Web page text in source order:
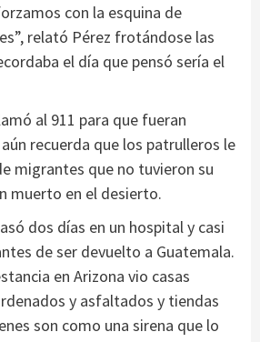
con la esquina de
relató Pérez frotándose las
el día que pensó sería el
al 911 para que fueran
recuerda que los patrulleros le
migrantes que no tuvieron su
muerto en el desierto.
dos días en un hospital y casi
de ser devuelto a Guatemala.
en Arizona vio casas
y asfaltados y tiendas
son como una sirena que lo